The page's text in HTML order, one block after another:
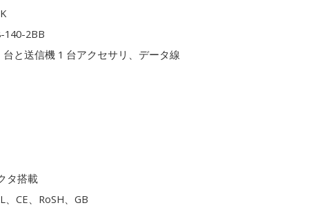
140-2BB
台と送信機 1 台アクセサリ、データ線
タ搭載
、CE、RoSH、GB